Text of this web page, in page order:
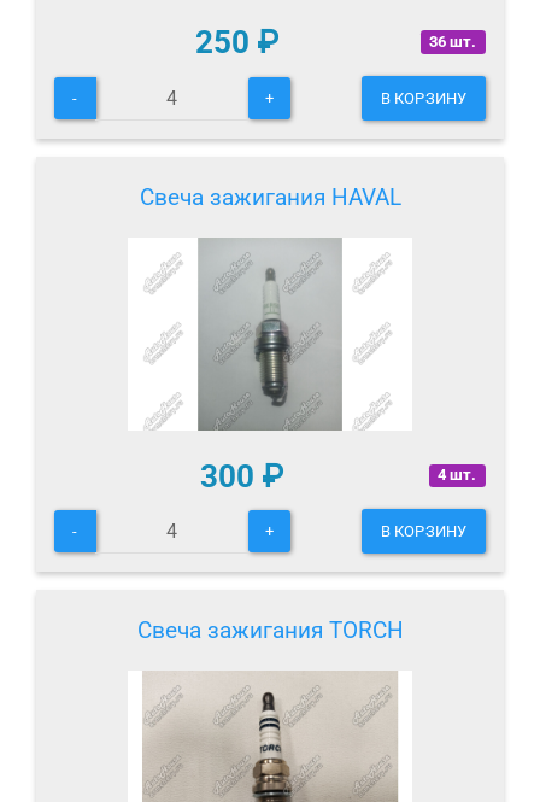
36 шт.
250 ₽
- + В КОРЗИНУ
Свеча зажигания HAVAL
4 шт.
300 ₽
- + В КОРЗИНУ
Свеча зажигания TORCH